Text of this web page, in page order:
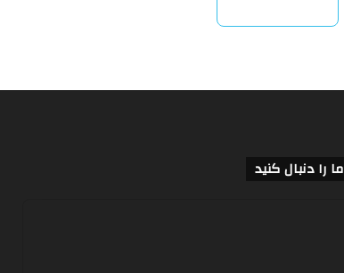
ما را دنبال کنید